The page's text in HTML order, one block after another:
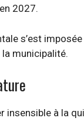
2027.
s’est
municipalité.
insensible à la